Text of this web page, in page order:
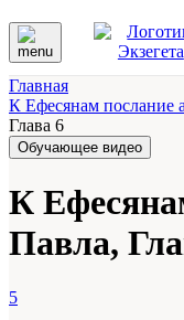
Главная
К Ефесянам послание
Глава 6
Обучающее видео
К
Павла,
5